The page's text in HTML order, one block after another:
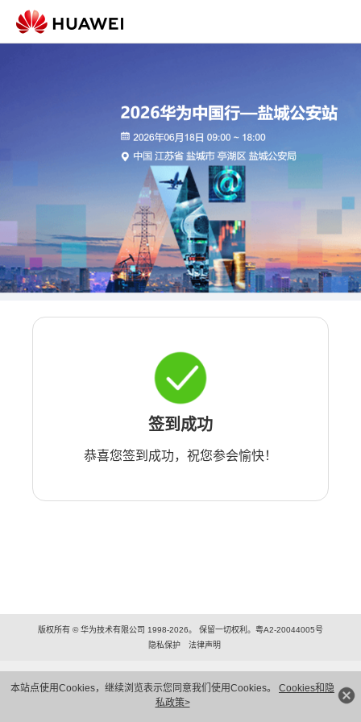
本站点使用Cookies，继续浏览表示您同意我们使用Cookies。 Cookies和隐
私政策>
签到成功
恭喜您签到成功，祝您参会愉快！
版权所有 © 华为技术有限公司 1998-2026。 保留一切权利。粤A2-20044005号
隐私保护
法律声明